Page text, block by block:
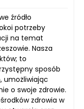
źródło
potrzeby
na temat
Nasza
to
sposób
umożliwiając
o swoje zdrowie.
zdrowia w